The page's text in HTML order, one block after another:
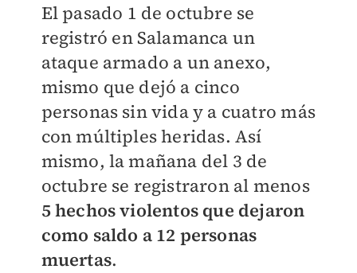
El pasado 1 de octubre se
registró en Salamanca un
ataque armado a un anexo,
mismo que dejó a cinco
personas sin vida y a cuatro más
con múltiples heridas. Así
mismo, la mañana del 3 de
octubre se registraron al menos
5 hechos violentos que dejaron
como saldo a 12 personas
muertas.